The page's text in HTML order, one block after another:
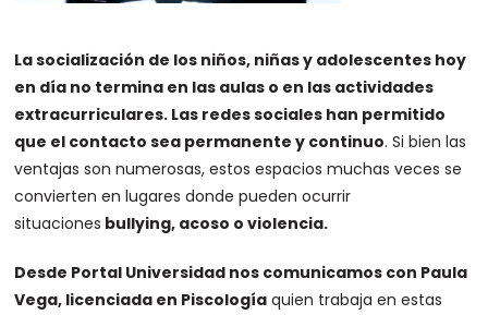
La socialización de los niños, niñas y adolescentes hoy
en día no termina en las aulas o en las actividades
extracurriculares. Las redes sociales han permitido
que el contacto sea permanente y continuo. Si bien las
ventajas son numerosas, estos espacios muchas veces se
convierten en lugares donde pueden ocurrir
situaciones bullying, acoso o violencia.
Desde Portal Universidad nos comunicamos con Paula
Vega, licenciada en Piscología quien trabaja en estas